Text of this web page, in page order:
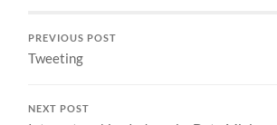
PREVIOUS POST
Tweeting
NEXT POST